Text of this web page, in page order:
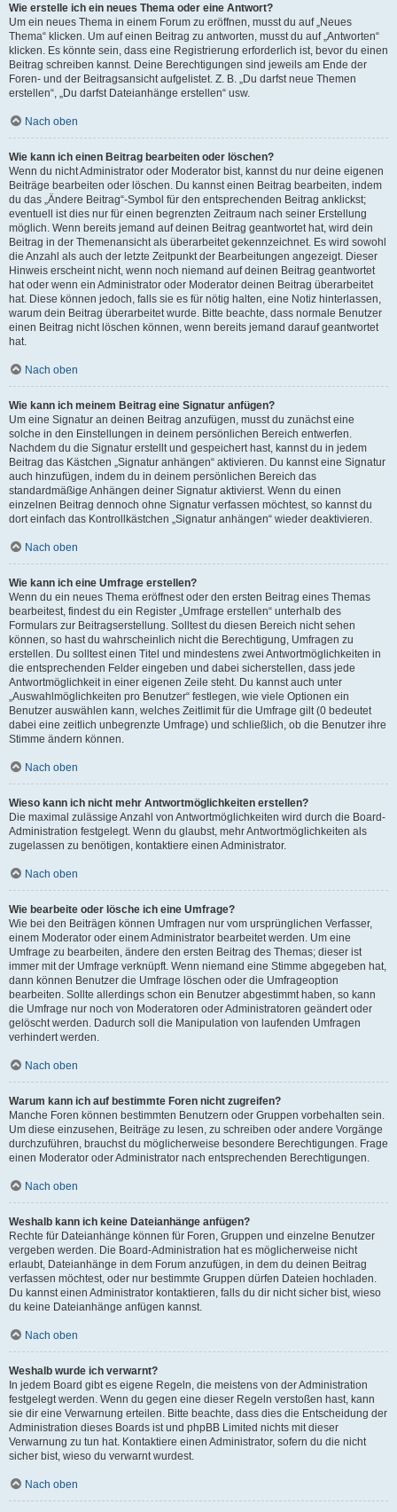
Wie erstelle ich ein neues Thema oder eine Antwort?
Um ein neues Thema in einem Forum zu eröffnen, musst du auf „Neues
Thema“ klicken. Um auf einen Beitrag zu antworten, musst du auf „Antworten“
klicken. Es könnte sein, dass eine Registrierung erforderlich ist, bevor du einen
Beitrag schreiben kannst. Deine Berechtigungen sind jeweils am Ende der
Foren- und der Beitragsansicht aufgelistet. Z. B. „Du darfst neue Themen
erstellen“, „Du darfst Dateianhänge erstellen“ usw.
Nach oben
Wie kann ich einen Beitrag bearbeiten oder löschen?
Wenn du nicht Administrator oder Moderator bist, kannst du nur deine eigenen
Beiträge bearbeiten oder löschen. Du kannst einen Beitrag bearbeiten, indem
du das „Ändere Beitrag“-Symbol für den entsprechenden Beitrag anklickst;
eventuell ist dies nur für einen begrenzten Zeitraum nach seiner Erstellung
möglich. Wenn bereits jemand auf deinen Beitrag geantwortet hat, wird dein
Beitrag in der Themenansicht als überarbeitet gekennzeichnet. Es wird sowohl
die Anzahl als auch der letzte Zeitpunkt der Bearbeitungen angezeigt. Dieser
Hinweis erscheint nicht, wenn noch niemand auf deinen Beitrag geantwortet
hat oder wenn ein Administrator oder Moderator deinen Beitrag überarbeitet
hat. Diese können jedoch, falls sie es für nötig halten, eine Notiz hinterlassen,
warum dein Beitrag überarbeitet wurde. Bitte beachte, dass normale Benutzer
einen Beitrag nicht löschen können, wenn bereits jemand darauf geantwortet
hat.
Nach oben
Wie kann ich meinem Beitrag eine Signatur anfügen?
Um eine Signatur an deinen Beitrag anzufügen, musst du zunächst eine
solche in den Einstellungen in deinem persönlichen Bereich entwerfen.
Nachdem du die Signatur erstellt und gespeichert hast, kannst du in jedem
Beitrag das Kästchen „Signatur anhängen“ aktivieren. Du kannst eine Signatur
auch hinzufügen, indem du in deinem persönlichen Bereich das
standardmäßige Anhängen deiner Signatur aktivierst. Wenn du einen
einzelnen Beitrag dennoch ohne Signatur verfassen möchtest, so kannst du
dort einfach das Kontrollkästchen „Signatur anhängen“ wieder deaktivieren.
Nach oben
Wie kann ich eine Umfrage erstellen?
Wenn du ein neues Thema eröffnest oder den ersten Beitrag eines Themas
bearbeitest, findest du ein Register „Umfrage erstellen“ unterhalb des
Formulars zur Beitragserstellung. Solltest du diesen Bereich nicht sehen
können, so hast du wahrscheinlich nicht die Berechtigung, Umfragen zu
erstellen. Du solltest einen Titel und mindestens zwei Antwortmöglichkeiten in
die entsprechenden Felder eingeben und dabei sicherstellen, dass jede
Antwortmöglichkeit in einer eigenen Zeile steht. Du kannst auch unter
„Auswahlmöglichkeiten pro Benutzer“ festlegen, wie viele Optionen ein
Benutzer auswählen kann, welches Zeitlimit für die Umfrage gilt (0 bedeutet
dabei eine zeitlich unbegrenzte Umfrage) und schließlich, ob die Benutzer ihre
Stimme ändern können.
Nach oben
Wieso kann ich nicht mehr Antwortmöglichkeiten erstellen?
Die maximal zulässige Anzahl von Antwortmöglichkeiten wird durch die Board-
Administration festgelegt. Wenn du glaubst, mehr Antwortmöglichkeiten als
zugelassen zu benötigen, kontaktiere einen Administrator.
Nach oben
Wie bearbeite oder lösche ich eine Umfrage?
Wie bei den Beiträgen können Umfragen nur vom ursprünglichen Verfasser,
einem Moderator oder einem Administrator bearbeitet werden. Um eine
Umfrage zu bearbeiten, ändere den ersten Beitrag des Themas; dieser ist
immer mit der Umfrage verknüpft. Wenn niemand eine Stimme abgegeben hat,
dann können Benutzer die Umfrage löschen oder die Umfrageoption
bearbeiten. Sollte allerdings schon ein Benutzer abgestimmt haben, so kann
die Umfrage nur noch von Moderatoren oder Administratoren geändert oder
gelöscht werden. Dadurch soll die Manipulation von laufenden Umfragen
verhindert werden.
Nach oben
Warum kann ich auf bestimmte Foren nicht zugreifen?
Manche Foren können bestimmten Benutzern oder Gruppen vorbehalten sein.
Um diese einzusehen, Beiträge zu lesen, zu schreiben oder andere Vorgänge
durchzuführen, brauchst du möglicherweise besondere Berechtigungen. Frage
einen Moderator oder Administrator nach entsprechenden Berechtigungen.
Nach oben
Weshalb kann ich keine Dateianhänge anfügen?
Rechte für Dateianhänge können für Foren, Gruppen und einzelne Benutzer
vergeben werden. Die Board-Administration hat es möglicherweise nicht
erlaubt, Dateianhänge in dem Forum anzufügen, in dem du deinen Beitrag
verfassen möchtest, oder nur bestimmte Gruppen dürfen Dateien hochladen.
Du kannst einen Administrator kontaktieren, falls du dir nicht sicher bist, wieso
du keine Dateianhänge anfügen kannst.
Nach oben
Weshalb wurde ich verwarnt?
In jedem Board gibt es eigene Regeln, die meistens von der Administration
festgelegt werden. Wenn du gegen eine dieser Regeln verstoßen hast, kann
sie dir eine Verwarnung erteilen. Bitte beachte, dass dies die Entscheidung der
Administration dieses Boards ist und phpBB Limited nichts mit dieser
Verwarnung zu tun hat. Kontaktiere einen Administrator, sofern du die nicht
sicher bist, wieso du verwarnt wurdest.
Nach oben